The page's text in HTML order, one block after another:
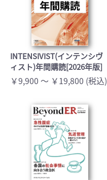
INTENSIVIST(インテンシヴ
ィスト)年間購読[2026年版]
￥9,900 ～ ￥19,800 (税込)